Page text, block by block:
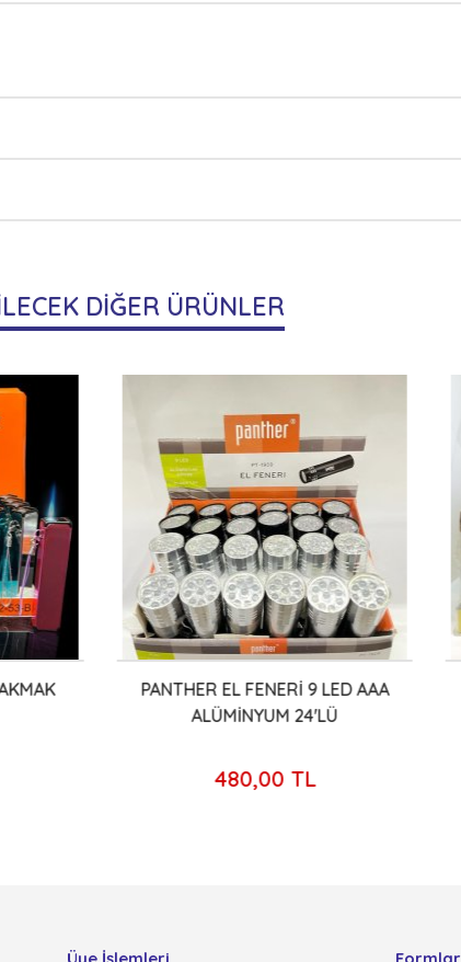
DİĞER ÜRÜNLER
PANTHER EL FENERİ 9 LED AAA
ALÜMİNYUM 24'LÜ
480,00 TL